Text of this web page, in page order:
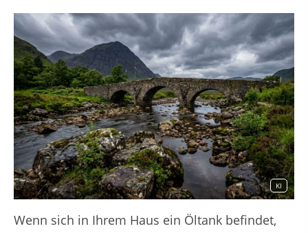
KI
Wenn sich in Ihrem Haus ein Öltank befindet,